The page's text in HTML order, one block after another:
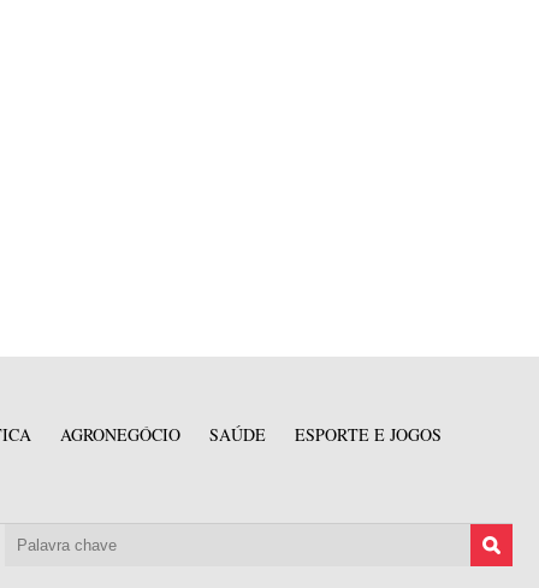
AGRONEGÓCIO SAÚDE ESPORTE E JOGOS